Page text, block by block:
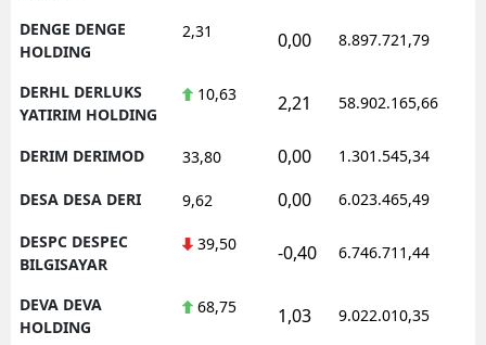
DENGE DENGE
HOLDING
2,31 0,00 8.897.721,79
DERHL DERLUKS
YATIRIM HOLDING
10,63 2,21 58.902.165,66
DERIM DERIMOD 33,80 0,00 1.301.545,34
DESA DESA DERI 9,62 0,00 6.023.465,49
DESPC DESPEC
BILGISAYAR
39,50 -0,40 6.746.711,44
DEVA DEVA
HOLDING
68,75 1,03 9.022.010,35